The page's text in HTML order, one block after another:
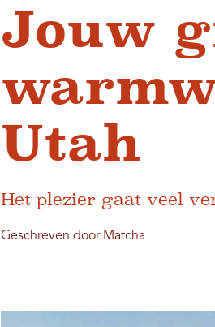
Jouw
Utah
Het plezier gaat veel
Geschreven door Matcha